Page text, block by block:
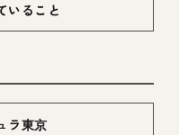
いること
ラ東京